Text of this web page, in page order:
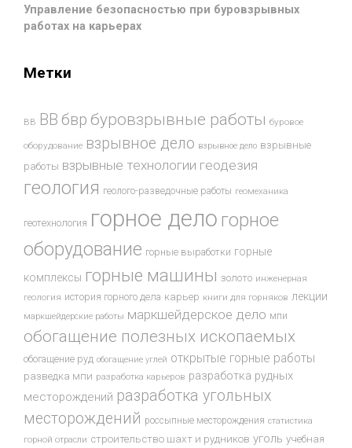
Управление безопасностью при буровзрывных
работах на карьерах
Метки
ВВ ВВ бвр буровзрывные работы буровое
оборудование взрывное дело взрывное дело взрывные
работы взрывные технологии геодезия
геология геолого-разведочные работы геомеханика
геотехнология горное дело горное
оборудование горные выработки горные
комплексы горные машины золото инженерная
геология история горного дела карьер книги для горняков лекции
маркшейдерские работы маркшейдерское дело мпи
обогащение полезных ископаемых
обогащение руд обогащение углей открытые горные работы
разведка мпи разработка карьеров разработка рудных
месторождений разработка угольных
месторождений россыпные месторождения статистика
горной отрасли строительство шахт и рудников уголь учебная